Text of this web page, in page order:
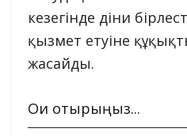
кезегінде діни
қызмет етуіне
жасайды.
Оқи отырыңыз...